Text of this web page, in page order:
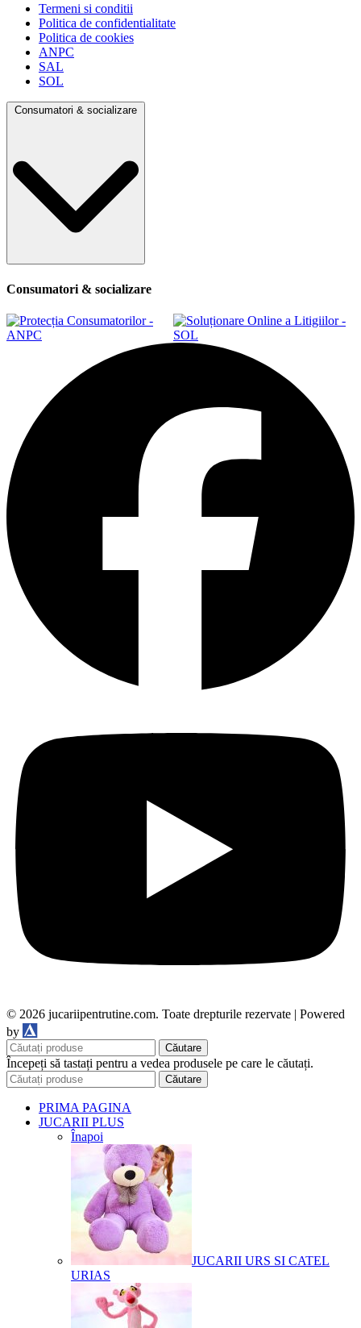
Termeni si conditii
Politica de confidentialitate
Politica de cookies
ANPC
SAL
SOL
Consumatori & socializare
Consumatori & socializare
© 2026 jucariipentrutine.com. Toate drepturile rezervate | Powered
by
Căutare
Începeți să tastați pentru a vedea produsele pe care le căutați.
Căutare
PRIMA PAGINA
JUCARII PLUS
Înapoi
JUCARII URS SI CATEL
URIAS